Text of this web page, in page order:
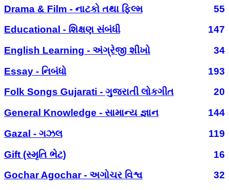
Drama & Film - નાટકો તથા ફિલ્મ
55
Educational - શિક્ષણ સંબંધી
147
English Learning - અંગ્રેજી શીખો
34
Essay - નિબંધો
193
Folk Songs Gujarati - ગુજરાતી લોકગીત
20
General Knowledge - સામાન્ય જ્ઞાન
144
Gazal - ગઝલ
119
Gift (સ્મૃતિ ભેટ)
16
Gochar Agochar - અગોચર વિશ્વ
32